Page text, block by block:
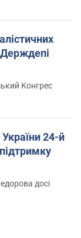
Держдепі
Конгрес
24-й
досі